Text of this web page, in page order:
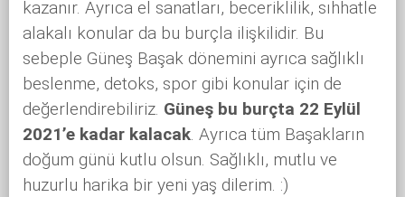
kazanır. Ayrıca el sanatları, beceriklilik, sıhhatle
alakalı konular da bu burçla ilişkilidir. Bu
sebeple Güneş Başak dönemini ayrıca sağlıklı
beslenme, detoks, spor gibi konular için de
değerlendirebiliriz. Güneş bu burçta 22 Eylül
2021’e kadar kalacak. Ayrıca tüm Başakların
doğum günü kutlu olsun. Sağlıklı, mutlu ve
huzurlu harika bir yeni yaş dilerim. :)